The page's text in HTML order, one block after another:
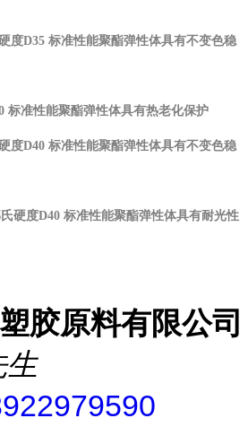
度D35 标准性能聚酯弹性体具有不变色稳
标准性能聚酯弹性体具有热老化保护
度D40 标准性能聚酯弹性体具有不变色稳
硬度D40 标准性能聚酯弹性体具有耐光性
胶原料有限公司
生